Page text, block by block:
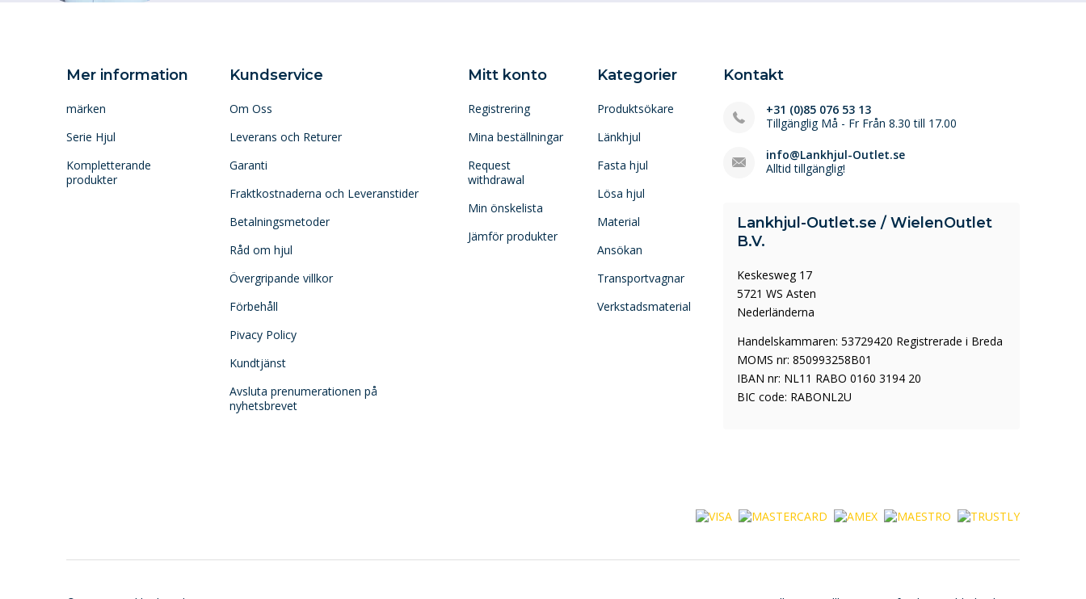
Mer information
märken
Serie Hjul
Kompletterande
produkter
Kundservice
Om Oss
Leverans och Returer
Garanti
Fraktkostnaderna och Leveranstider
Betalningsmetoder
Råd om hjul
Övergripande villkor
Förbehåll
Pivacy Policy
Kundtjänst
Avsluta prenumerationen på
nyhetsbrevet
Mitt konto
Registrering
Mina beställningar
Request
withdrawal
Min önskelista
Jämför produkter
Kategorier
Produktsökare
Länkhjul
Fasta hjul
Lösa hjul
Material
Ansökan
Transportvagnar
Verkstadsmaterial
Kontakt
+31 (0)85 076 53 13
Tillgänglig Må - Fr Från 8.30 till 17.00
info@Lankhjul-Outlet.se
Alltid tillgänglig!
Lankhjul-Outlet.se / WielenOutlet
B.V.
Keskesweg 17
5721 WS Asten
Nederländerna
Handelskammaren: 53729420 Registrerade i Breda
MOMS nr: 850993258B01
IBAN nr: NL11 RABO 0160 3194 20
BIC code: RABONL2U